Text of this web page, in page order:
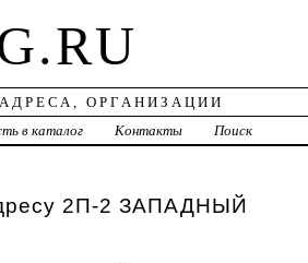
ОРГАНИЗАЦИИ
в каталог Контакты Поиск
2П-2 ЗАПАДНЫЙ